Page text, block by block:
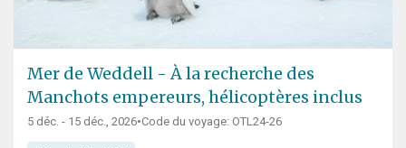
Mer de Weddell - À la recherche des
Manchots empereurs, hélicoptères inclus
5 déc. - 15 déc., 2026•Code du voyage: OTL24-26